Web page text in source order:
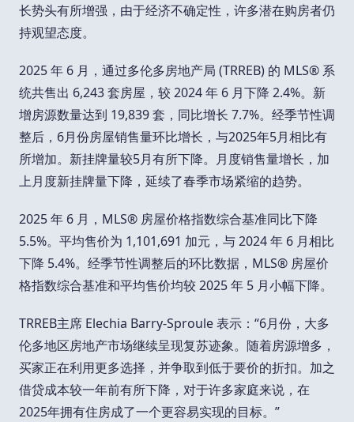
长势头有所增强，由于经济不确定性，许多潜在购房者仍
持观望态度。
2025 年 6 月，通过多伦多房地产局 (TRREB) 的 MLS® 系
统共售出 6,243 套房屋，较 2024 年 6 月下降 2.4%。新
增房源数量达到 19,839 套，同比增长 7.7%。经季节性调
整后，6月份房屋销售量环比增长，与2025年5月相比有
所增加。新挂牌量较5月有所下降。月度销售量增长，加
上月度新挂牌量下降，延续了春季市场紧缩的趋势。
2025 年 6 月，MLS® 房屋价格指数综合基准同比下降
5.5%。平均售价为 1,101,691 加元，与 2024 年 6 月相比
下降 5.4%。经季节性调整后的环比数据，MLS® 房屋价
格指数综合基准和平均售价均较 2025 年 5 月小幅下降。
TRREB主席 Elechia Barry-Sproule 表示：“6月份，大多
伦多地区房地产市场继续呈现复苏迹象。随着房源增多，
买家正在利用更多选择，并争取到低于要价的折扣。加之
借贷成本较一年前有所下降，对于许多家庭来说，在
2025年拥有住房成了一个更容易实现的目标。”